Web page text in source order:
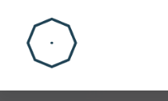
content